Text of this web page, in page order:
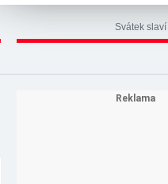
Svátek slaví